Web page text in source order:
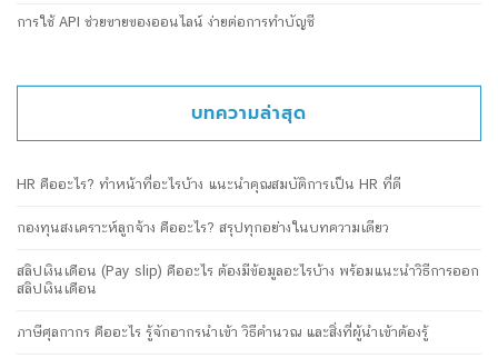
การใช้ API ช่วยขายของออนไลน์ ง่ายต่อการทำบัญชี
บทความล่าสุด
HR คืออะไร? ทำหน้าที่อะไรบ้าง แนะนำคุณสมบัติการเป็น HR ที่ดี
กองทุนสงเคราะห์ลูกจ้าง คืออะไร? สรุปทุกอย่างในบทความเดียว
สลิปเงินเดือน (Pay slip) คืออะไร ต้องมีข้อมูลอะไรบ้าง พร้อมแนะนำวิธีการออก
สลิปเงินเดือน
ภาษีศุลกากร คืออะไร รู้จักอากรนำเข้า วิธีคำนวณ และสิ่งที่ผู้นำเข้าต้องรู้